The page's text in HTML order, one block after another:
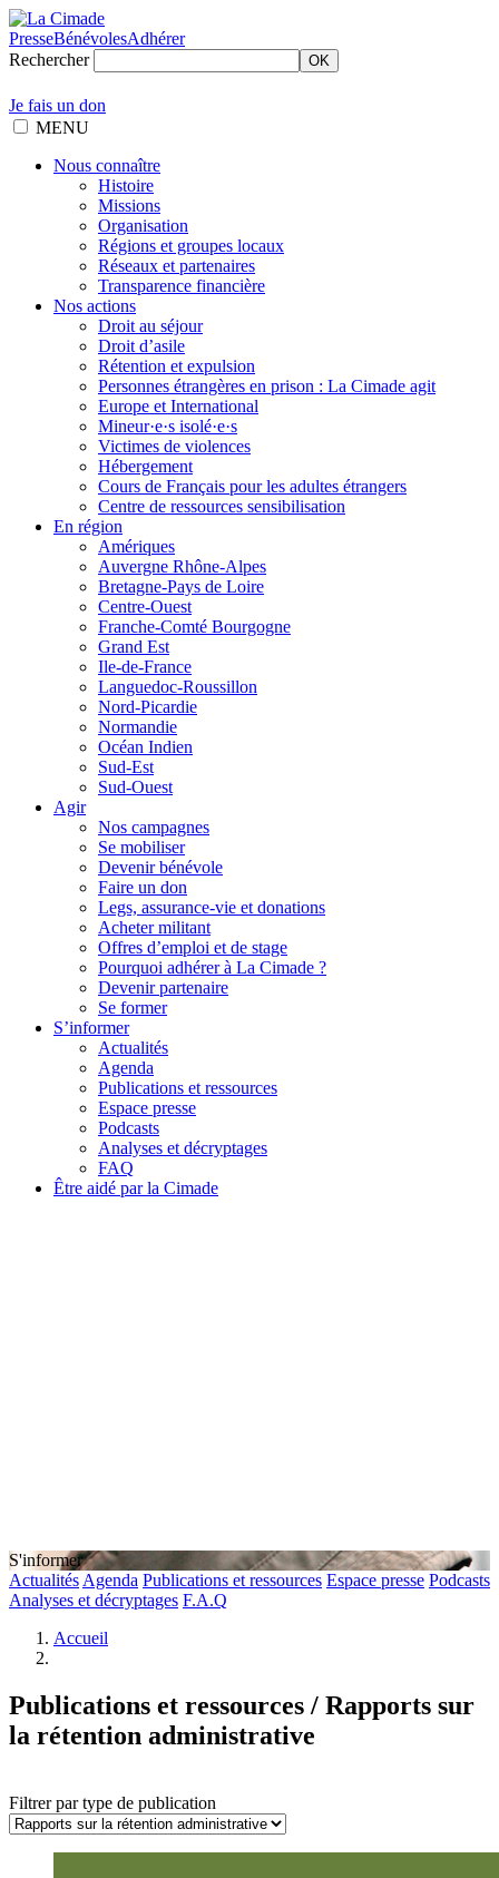
PresseBénévolesAdhérer
Rechercher
OK
Je fais un don
MENU
Nous connaître
Histoire
Missions
Organisation
Régions et groupes locaux
Réseaux et partenaires
Transparence financière
Nos actions
Droit au séjour
Droit d’asile
Rétention et expulsion
Personnes étrangères en prison : La Cimade agit
Europe et International
Mineur·e·s isolé·e·s
Victimes de violences
Hébergement
Cours de Français pour les adultes étrangers
Centre de ressources sensibilisation
En région
Amériques
Auvergne Rhône-Alpes
Bretagne-Pays de Loire
Centre-Ouest
Franche-Comté Bourgogne
Grand Est
Ile-de-France
Languedoc-Roussillon
Nord-Picardie
Normandie
Océan Indien
Sud-Est
Sud-Ouest
Agir
Nos campagnes
Se mobiliser
Devenir bénévole
Faire un don
Legs, assurance-vie et donations
Acheter militant
Offres d’emploi et de stage
Pourquoi adhérer à La Cimade ?
Devenir partenaire
Se former
S’informer
Actualités
Agenda
Publications et ressources
Espace presse
Podcasts
Analyses et décryptages
FAQ
Être aidé par la Cimade
S'informer
Actualités Agenda Publications et ressources Espace presse Podcasts
Analyses et décryptages F.A.Q
Accueil
Publications et ressources / Rapports sur
la rétention administrative
Filtrer par type de publication